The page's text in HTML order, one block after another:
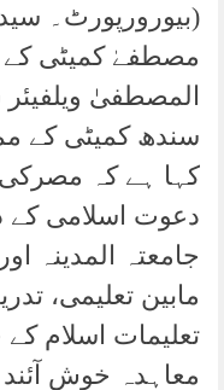
بھیرہ (راجہ نورالہی
آفیسر انفورسمنٹ
نوابشاہ(رپورٹ۔انور
کو مالکانہ حقوق دیں
(بیورورپورٹ۔
مصطفےٰ کمیٹی کے
المصطفیٰ
سندھ کمیٹی کے
کہا ہے کہ مصرکی
دعوت اسلامی کے
جامعتہ المدینہ
مابین تعلیمی،
تعلیمات اسلام کے
معاہدہ خوش